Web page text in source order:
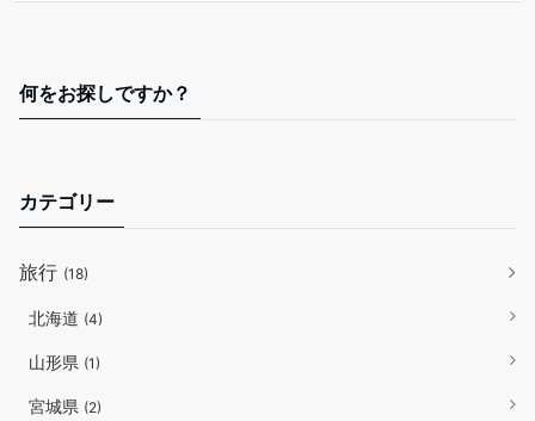
何をお探しですか？
カテゴリー
旅行 (18)
北海道 (4)
山形県 (1)
宮城県 (2)